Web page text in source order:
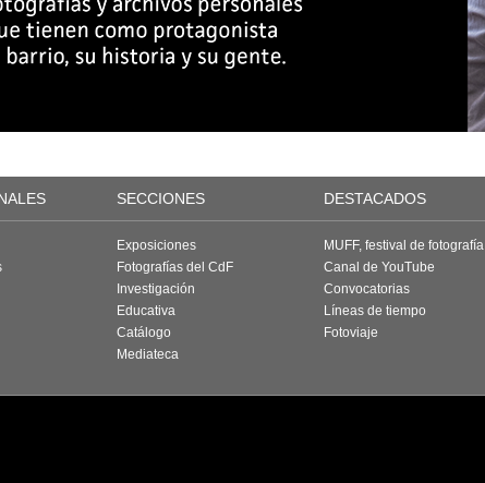
SECCIONES DESTACADOS
Exposiciones
Fotografías del CdF
Investigación
Educativa
Catálogo
Mediateca
MUFF, festival de fotografía
Canal de YouTube
Convocatorias
Líneas de tiempo
Fotoviaje